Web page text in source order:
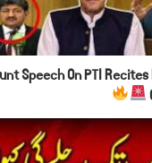
Speech On PTI